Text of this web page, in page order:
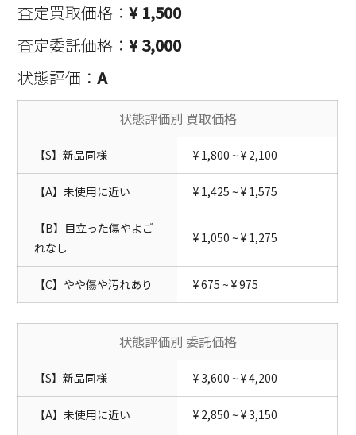
査定買取価格：¥ 1,500
査定委託価格：¥ 3,000
状態評価：A
状態評価別 買取価格
【S】新品同様 ¥ 1,800 ~ ¥ 2,100
【A】未使用に近い ¥ 1,425 ~ ¥ 1,575
【B】目立った傷やよご
れなし
¥ 1,050 ~ ¥ 1,275
【C】やや傷や汚れあり ¥ 675 ~ ¥ 975
状態評価別 委託価格
【S】新品同様 ¥ 3,600 ~ ¥ 4,200
【A】未使用に近い ¥ 2,850 ~ ¥ 3,150